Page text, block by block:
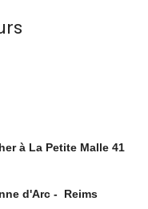
à La Petite Malle 41
d'Arc - Reims